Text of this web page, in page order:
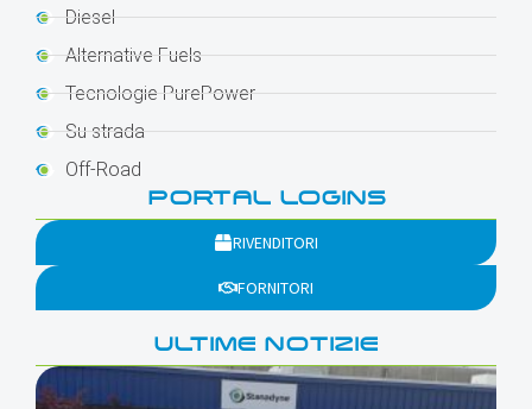
Diesel
Alternative Fuels
Tecnologie PurePower
Su strada
Off-Road
PORTAL LOGINS
RIVENDITORI
FORNITORI
ULTIME NOTIZIE